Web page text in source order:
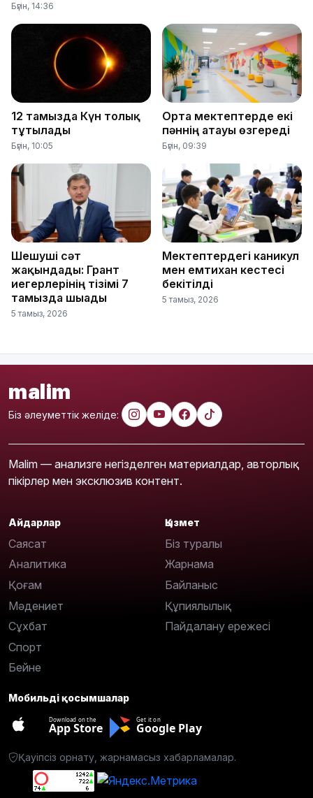
Бүгін, 14:36
12 тамызда Күн толық
тұтылады
Бүгін, 10:05
Орта мектептерде екі
пәннің атауы өзгереді
Бүгін, 09:39
Шешуші сәт
жақындады: Грант
иегерлерінің тізімі 7
тамызда шығады
5 тамыз, 2026
Мектептердегі каникул
мен емтихан кестесі
бекітілді
5 тамыз, 2026
malim
Біз әлеуметтік желіде:
Malim — анализге негізделген материалдар, авторлық
пікірлер мен эксклюзив контент.
Айдарлар
Саясат
Аналитика
Қоғам
Мәдениет
Сұхбат
Спорт
Бейне
Қызмет
Біз туралы
Жарнама
Байланыс
Құпиялылық
Пайдалану ережесі
Мобильді қосымшалар
Download on the
App Store
Get it on
Google Play
Қауіпсіз орнату, жарнамасыз хабарламалар.